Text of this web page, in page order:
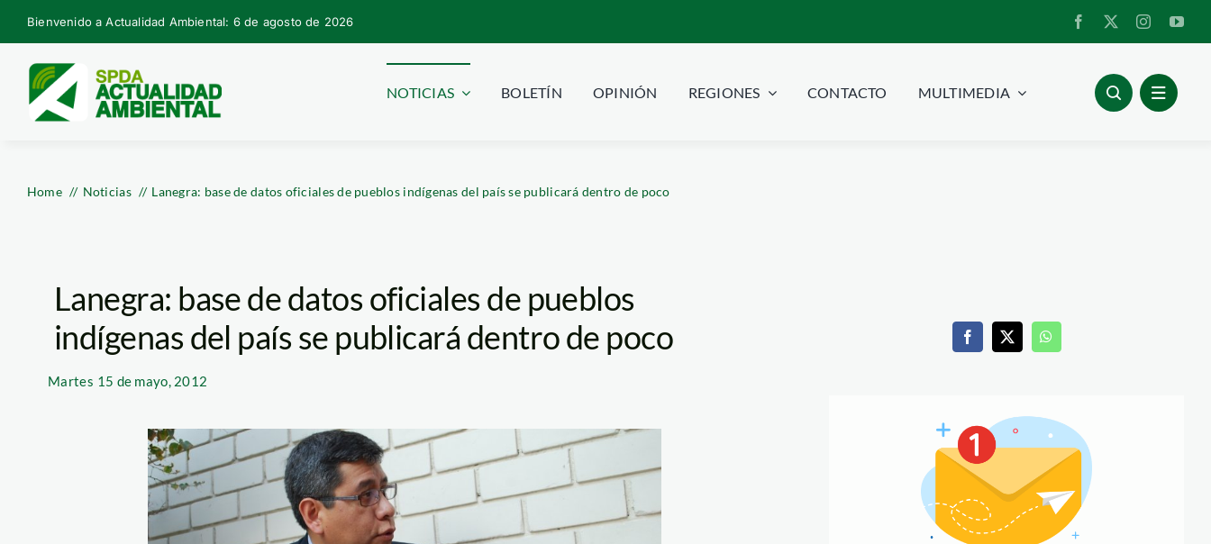
Skip
to
content
Bienvenido a Actualidad Ambiental: 6 de agosto de 2026
NOTICIAS BOLETÍN OPINIÓN REGIONES CONTACTO MULTIMEDIA
Home Noticias Lanegra: base de datos oficiales de pueblos indígenas del país se publicará dentro de poco
Lanegra: base de datos oficiales de pueblos
indígenas del país se publicará dentro de poco
Martes 15 de mayo, 2012